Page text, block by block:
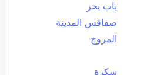
باب بحر
صفاقس المدينة
المروج
سكرة